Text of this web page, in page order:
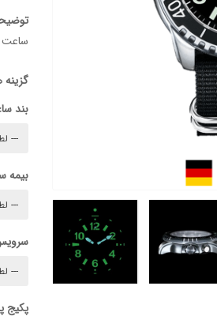
ساعت
بند
بیمه
پکیج